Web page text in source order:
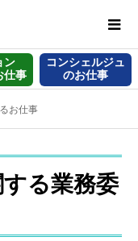
ン
仕事
コンシェルジュ
のお仕事
お仕事
る業務委